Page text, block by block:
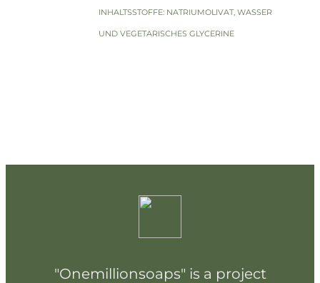
INHALTSSTOFFE: NATRIUMOLIVAT, WASSER
UND VEGETARISCHES GLYCERINE
"Onemillionsoaps" is a project